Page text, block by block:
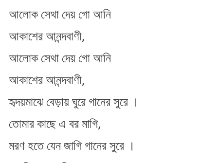
আলোক সেথা দেয় গো আনি
আকাশের আনন্দবাণী,
আলোক সেথা দেয় গো আনি
আকাশের আনন্দবাণী,
হৃদয়মাঝে বেড়ায় ঘুরে গানের সুরে ।
তোমার কাছে এ বর মাগি,
মরণ হতে যেন জাগি গানের সুরে ।